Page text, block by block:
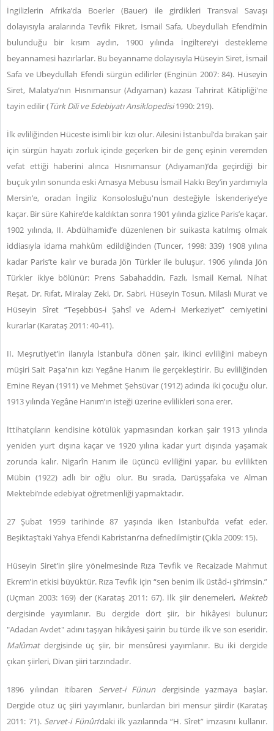
İngilizlerin Afrika’da Boerler (Bauer) ile girdikleri Transval Savaşı
dolayısıyla aralarında Tevfik Fikret, İsmail Safa, Ubeydullah Efendi’nin
bulunduğu bir kısım aydın, 1900 yılında İngiltere’yi destekleme
beyannamesi hazırlarlar. Bu beyanname dolayısıyla Hüseyin Siret, İsmail
Safa ve Ubeydullah Efendi sürgün edilirler (Enginün 2007: 84). Hüseyin
Siret, Malatya’nın Hısnımansur (Adıyaman) kazası Tahrirat Kâtipliği'ne
tayin edilir (Türk Dili ve Edebiyatı Ansiklopedisi1990: 219).
İlk evliliğinden Hüceste isimli bir kızı olur. Ailesini İstanbul’da bırakan şair
için sürgün hayatı zorluk içinde geçerken bir de genç eşinin veremden
vefat ettiği haberini alınca Hısnımansur (Adıyaman)’da geçirdiği bir
buçuk yılın sonunda eski Amasya Mebusu İsmail Hakkı Bey’in yardımıyla
Mersin’e, oradan İngiliz Konsolosluğu'nun desteğiyle İskenderiye’ye
kaçar. Bir süre Kahire’de kaldıktan sonra 1901 yılında gizlice Paris’e kaçar.
1902 yılında, II. Abdülhamid’e düzenlenen bir suikasta katılmış olmak
iddiasıyla idama mahkûm edildiğinden (Tuncer, 1998: 339) 1908 yılına
kadar Paris’te kalır ve burada Jön Türkler ile buluşur. 1906 yılında Jön
Türkler ikiye bölünür: Prens Sabahaddin, Fazlı, İsmail Kemal, Nihat
Reşat, Dr. Rıfat, Miralay Zeki, Dr. Sabri, Hüseyin Tosun, Milaslı Murat ve
Hüseyin Sîret “Teşebbüs-i Şahsî ve Adem-i Merkeziyet” cemiyetini
kurarlar (Karataş 2011: 40-41).
II. Meşrutiyet’in ilanıyla İstanbul’a dönen şair, ikinci evliliğini mabeyn
müşiri Sait Paşa'nın kızı Yegâne Hanım ile gerçekleştirir. Bu evliliğinden
Emine Reyan (1911) ve Mehmet Şehsüvar (1912) adında iki çocuğu olur.
1913 yılında Yegâne Hanım’ın isteği üzerine evlilikleri sona erer.
İttihatçıların kendisine kötülük yapmasından korkan şair 1913 yılında
yeniden yurt dışına kaçar ve 1920 yılına kadar yurt dışında yaşamak
zorunda kalır. Nigarîn Hanım ile üçüncü evliliğini yapar, bu evlilikten
Mübin (1922) adlı bir oğlu olur. Bu sırada, Darüşşafaka ve Alman
Mektebi’nde edebiyat öğretmenliği yapmaktadır.
27 Şubat 1959 tarihinde 87 yaşında iken İstanbul’da vefat eder.
Beşiktaş’taki Yahya Efendi Kabristanı’na defnedilmiştir (Çıkla 2009: 15).
Hüseyin Siret’in şiire yönelmesinde Rıza Tevfik ve Recaizade Mahmut
Ekrem’in etkisi büyüktür. Rıza Tevfik için “sen benim ilk üstâd-ı şi’rimsin.”
(Uçman 2003: 169) der (Karataş 2011: 67). İlk şiir denemeleri, Mekteb
dergisinde yayımlanır. Bu dergide dört şiir, bir hikâyesi bulunur;
"Adadan Avdet" adını taşıyan hikâyesi şairin bu türde ilk ve son eseridir.
Malûmatdergisinde üç şiir, bir mensûresi yayımlanır. Bu iki dergide
çıkan şiirleri, Divan şiiri tarzındadır.
1896 yılından itibaren Servet-i Fünun dergisinde yazmaya başlar.
Dergide otuz üç şiiri yayımlanır, bunlardan biri mensur şiirdir (Karataş
2011: 71). Servet-i Fünûn’daki ilk yazılarında “H. Sîret” imzasını kullanır.